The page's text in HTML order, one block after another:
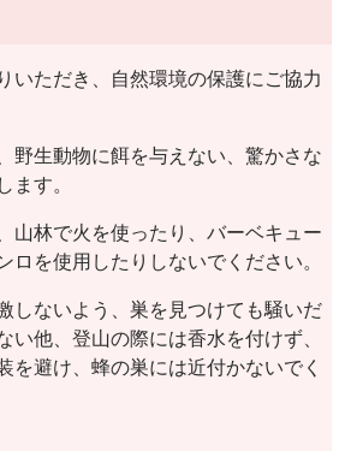
いただき、自然環境の保護にご協力
野生動物に餌を与えない、驚かさな
す。
山林で火を使ったり、バーベキュー
ロを使用したりしないでください。
しないよう、巣を見つけても騒いだ
い他、登山の際には香水を付けず、
を避け、蜂の巣には近付かないでく